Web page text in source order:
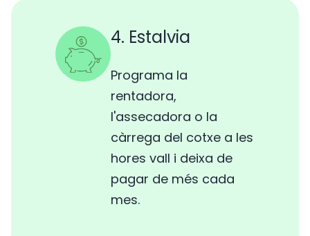
4. Estalvia
Programa la
rentadora,
l'assecadora o la
càrrega del cotxe a les
hores vall i deixa de
pagar de més cada
mes.